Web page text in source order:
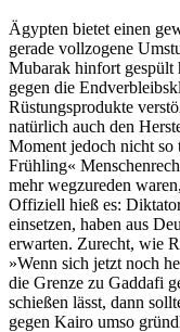
Ägypten bietet einen
gerade vollzogene
Mubarak hinfort gespült
gegen die
Rüstungsprodukte
natürlich auch den
Moment jedoch nicht so
Frühling«
mehr wegzureden
Offiziell hieß es:
einsetzen, haben aus
erwarten. Zurecht, wie
»Wenn sich jetzt noch
die Grenze zu Gaddafi
schießen lässt, dann
gegen Kairo umso